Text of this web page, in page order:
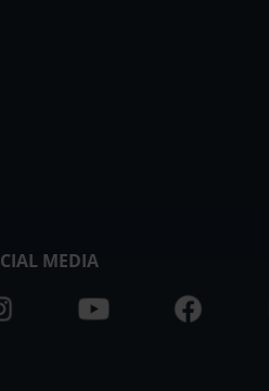
MEDIA